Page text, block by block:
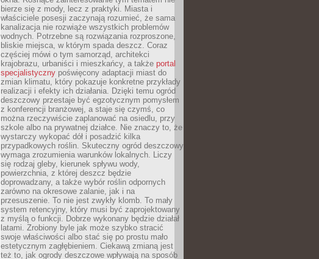
bierze się z mody, lecz z praktyki. Miasta i
właściciele posesji zaczynają rozumieć, że sama
kanalizacja nie rozwiąże wszystkich problemów
wodnych. Potrzebne są rozwiązania rozproszone,
bliskie miejsca, w którym spada deszcz. Coraz
częściej mówi o tym samorząd, architekci
krajobrazu, urbaniści i mieszkańcy, a także portal
specjalistyczny poświęcony adaptacji miast do
zmian klimatu, który pokazuje konkretne przykłady
realizacji i efekty ich działania. Dzięki temu ogród
deszczowy przestaje być egzotycznym pomysłem
z konferencji branżowej, a staje się czymś, co
można rzeczywiście zaplanować na osiedlu, przy
szkole albo na prywatnej działce. Nie znaczy to, że
wystarczy wykopać dół i posadzić kilka
przypadkowych roślin. Skuteczny ogród deszczowy
wymaga zrozumienia warunków lokalnych. Liczy
się rodzaj gleby, kierunek spływu wody,
powierzchnia, z której deszcz będzie
doprowadzany, a także wybór roślin odpornych
zarówno na okresowe zalanie, jak i na
przesuszenie. To nie jest zwykły klomb. To mały
system retencyjny, który musi być zaprojektowany
z myślą o funkcji. Dobrze wykonany będzie działał
latami. Zrobiony byle jak może szybko stracić
swoje właściwości albo stać się po prostu mało
estetycznym zagłębieniem. Ciekawą zmianą jest
też to, jak ogrody deszczowe wpływają na sposób